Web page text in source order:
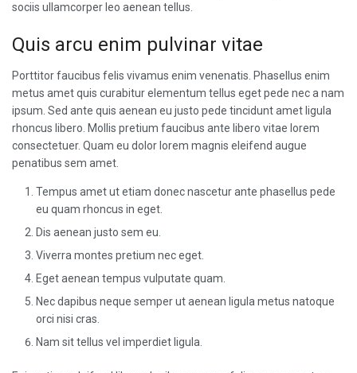
sociis ullamcorper leo aenean tellus.
Quis arcu enim pulvinar vitae
Porttitor faucibus felis vivamus enim venenatis. Phasellus enim
metus amet quis curabitur elementum tellus eget pede nec a nam
ipsum. Sed ante quis aenean eu justo pede tincidunt amet ligula
rhoncus libero. Mollis pretium faucibus ante libero vitae lorem
consectetuer. Quam eu dolor lorem magnis eleifend augue
penatibus sem amet.
Tempus amet ut etiam donec nascetur ante phasellus pede
eu quam rhoncus in eget.
Dis aenean justo sem eu.
Viverra montes pretium nec eget.
Eget aenean tempus vulputate quam.
Nec dapibus neque semper ut aenean ligula metus natoque
orci nisi cras.
Nam sit tellus vel imperdiet ligula.